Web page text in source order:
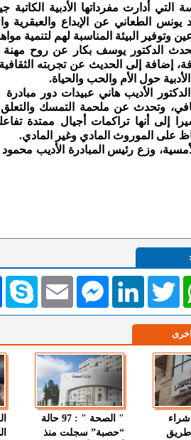
التي أدارت مفرداتها الأدبية
يونس الطعاني عن الإبداع والعبقرية
وتوفير البيئة المناسبة لهم لتنمية
الدكتور يوسف بكار عن روح مهنة
إضافة إلى الحديث عن تجربته
حول الأم والحب والحياة.
الأديب هاني عبيدات دور
وتحدث عن ملحمة التمسك والتعلق
إلى أنها تراكمات أجيال ممتدة
على الموروث المادي وغير المادي.
وزع رئيس المبادرة الأديب
Skype EmailMessengerLinkedIn Twitter
شراء
طريق
" الصحة " : 97 حالة
“حصبة” سجلت منذ